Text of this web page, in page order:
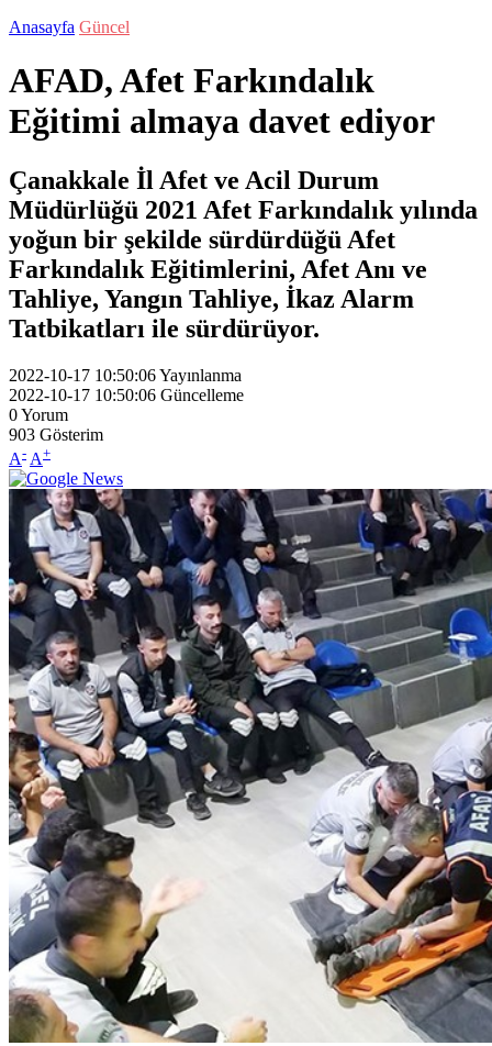
Anasayfa Güncel
AFAD, Afet Farkındalık
Eğitimi almaya davet ediyor
Çanakkale İl Afet ve Acil Durum
Müdürlüğü 2021 Afet Farkındalık yılında
yoğun bir şekilde sürdürdüğü Afet
Farkındalık Eğitimlerini, Afet Anı ve
Tahliye, Yangın Tahliye, İkaz Alarm
Tatbikatları ile sürdürüyor.
2022-10-17 10:50:06Yayınlanma
2022-10-17 10:50:06 Güncelleme
0Yorum
903 Gösterim
A- A+